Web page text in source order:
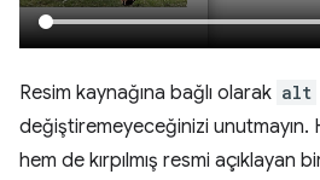
Resim kaynağına bağlı olarak alt
değiştiremeyeceğinizi unutmayın.
hem de kırpılmış resmi açıklayan